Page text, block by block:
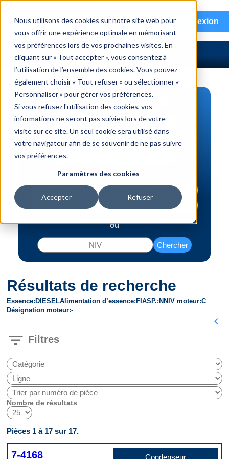
Nous utilisons des cookies sur notre site web pour
vous offrir une expérience optimale en mémorisant
vos préférences lors de vos prochaines visites. En
cliquant sur « Tout accepter », vous consentez à
l’utilisation de l’ensemble des cookies. Vous pouvez
également choisir « Tout refuser » ou sélectionner «
Personnaliser » pour gérer vos préférences.
Si vous refusez l'utilisation des cookies, vos
informations ne seront pas suivies lors de votre
visite sur ce site. Un seul cookie sera utilisé dans
votre navigateur afin de se souvenir de ne pas suivre
vos préférences.
Paramètres des cookies
Accepter Refuser
menu Connexion
RECHERCHE DE PIÈCES
Véhicule | NIV
Numéro de pièce | interchange
ou
Chercher
Résultats de recherche
Essence DIESELAlimentation d’essence FI ASP. N NIV moteur C
Désignation moteur -
chevron_left
filter_list Filtres
Nombre de résultats
Pièces 1 à 17 sur 17.
7-4168 Condenseur